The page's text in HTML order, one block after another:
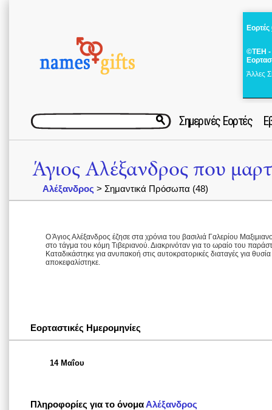
Εορτές
©ΤΕΗ -
Άλλες
Σημερινές Εορτές
Άγιος Αλέξανδρος που
Αλέξανδρος > Σημαντικά Πρόσωπα (48)
Ο Άγιος Αλέξανδρος έζησε στα χρόνια του βασιλιά Γαλερίου
στο τάγμα του κόμη Τιβεριανού. Διακρινόταν για το ωραίο του
Καταδικάστηκε για ανυπακοή στις αυτοκρατορικές διαταγές για
αποκεφαλίστηκε.
Εορταστικές Ημερομηνίες
14 Μαΐου
Πληροφορίες για το όνομαΑλέξανδρος